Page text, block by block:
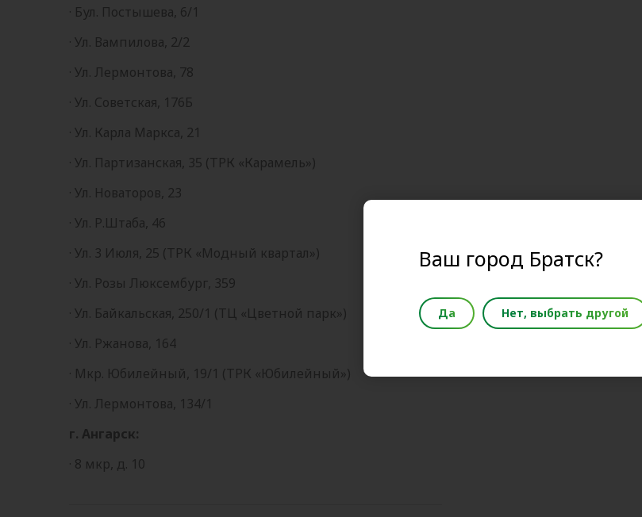
· Бул. Постышева, 6/1
· Ул. Вампилова, 2/2
· Ул. Лермонтова, 78
· Ул. Советская, 176Б
· Ул. Карла Маркса, 21
· Ул. Партизанская, 35 (ТРК «Карамель»)
· Ул. Новаторов, 23
· Ул. Р.Штаба, 46
· Ул. 3 Июля, 25 (ТРК «Модный квартал»)
· Ул. Розы Люксембург, 359
· Ул. Байкальская, 250/1 (ТЦ «Цветной парк»)
· Ул. Ржанова, 164
· Мкр. Юбилейный, 19/1 (ТРК «Юбилейный»)
· Ул. Лермонтова, 134/1
г. Ангарск:
· 8 мкр, д. 10
Ваш город Братск?
Да Нет, выбрать другой